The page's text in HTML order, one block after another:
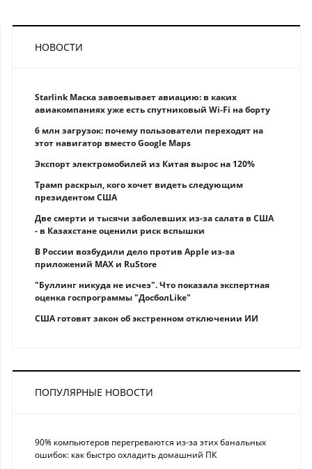
НОВОСТИ
Starlink Маска завоевывает авиацию: в каких
авиакомпаниях уже есть спутниковый Wi-Fi на борту
6 млн загрузок: почему пользователи переходят на
этот навигатор вместо Google Maps
Экспорт электромобилей из Китая вырос на 120%
Трамп раскрыл, кого хочет видеть следующим
президентом США
Две смерти и тысячи заболевших из-за салата в США
- в Казахстане оценили риск вспышки
В России возбудили дело против Apple из-за
приложений MAX и RuStore
"Буллинг никуда не исчез". Что показала экспертная
оценка госпрограммы "ДосболLike"
США готовят закон об экстренном отключении ИИ
ПОПУЛЯРНЫЕ НОВОСТИ
90% компьютеров перегреваются из-за этих банальных
ошибок: как быстро охладить домашний ПК